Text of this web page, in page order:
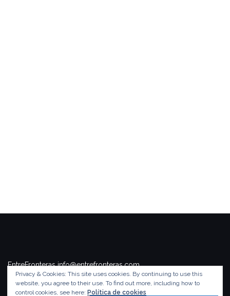
EntreFronteras info@entrefronteras.com
Tema deColorlib . Funciona conWordPress.
Privacy & Cookies: This site uses cookies. By continuing to use this
website, you agree to their use. To find out more, including how to
control cookies, see here: Política de cookies